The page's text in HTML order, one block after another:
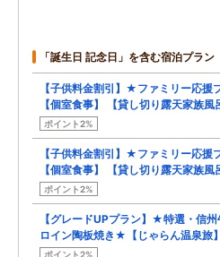
「誕生日 記念日」を含む宿泊プラン
【子供料金割引】★ファミリー応援
【個室食事】 【貸し切り露天家族風
ポイント2%
【子供料金割引】★ファミリー応援
【個室食事】 【貸し切り露天家族風
ポイント2%
【グレードUPプラン】★特選・信
ロイン陶板焼き★【じゃらん温泉旅】
ポイント2%